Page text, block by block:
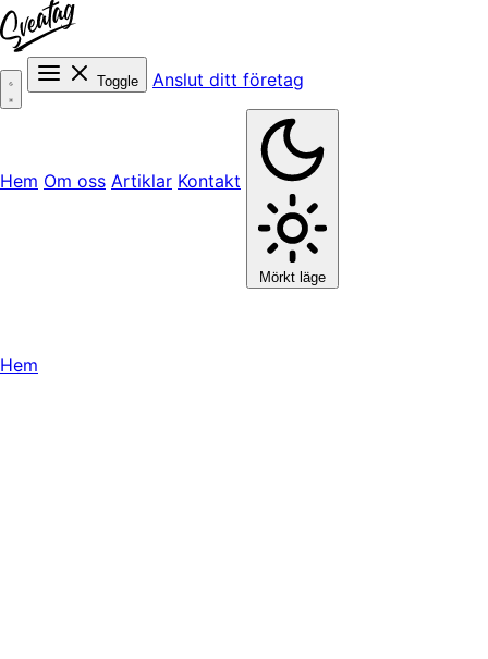
Toggle Anslut ditt företag
Hem Om oss Artiklar Kontakt
Mörkt läge
Hem